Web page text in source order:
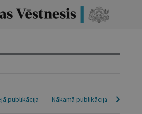
Nākamā publikācija
publikācija